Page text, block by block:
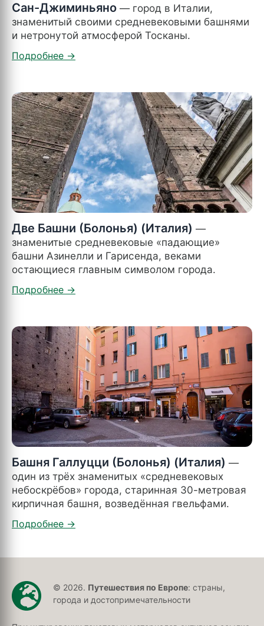
Сан-Джиминьяно — город в Италии,
знаменитый своими средневековыми башнями
и нетронутой атмосферой Тосканы.
Две Башни (Болонья) (Италия) —
знаменитые средневековые «падающие»
башни Азинелли и Гарисенда, веками
остающиеся главным символом города.
Башня Галлуцци (Болонья) (Италия) —
один из трёх знаменитых «средневековых
небоскрёбов» города, старинная 30-метровая
кирпичная башня, возведённая гвельфами.
© 2026. Путешествия по Европе: страны,
города и достопримечательности